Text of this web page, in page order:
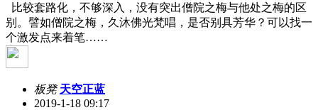
比较套路化，不够深入，没有突出僧院之梅与他处之梅的区
别。譬如僧院之梅，久沐佛光梵唱，是否别具芳华？可以找一
个激发点来着笔……
板凳 天空正蓝
2019-1-18 09:17